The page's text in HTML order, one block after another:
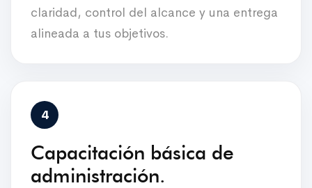
claridad, control del alcance y una entrega
alineada a tus objetivos.
Capacitación básica de
administración.